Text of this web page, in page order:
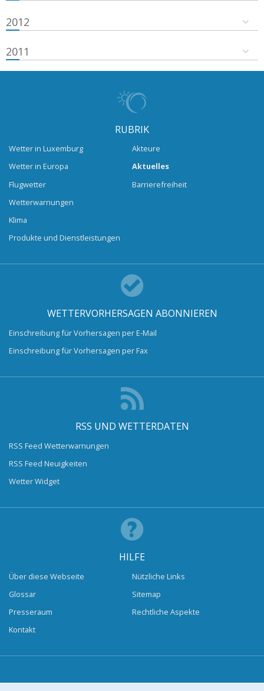
2012
2011
RUBRIK
Wetter in Luxemburg
Wetter in Europa
Flugwetter
Wetterwarnungen
Klima
Produkte und Dienstleistungen
Akteure
Aktuelles
Barrierefreiheit
WETTERVORHERSAGEN ABONNIEREN
Einschreibung für Vorhersagen per E-Mail
Einschreibung für Vorhersagen per Fax
RSS UND WETTERDATEN
RSS Feed Wetterwarnungen
RSS Feed Neuigkeiten
Wetter Widget
HILFE
Über diese Webseite
Glossar
Presseraum
Kontakt
Nützliche Links
Sitemap
Rechtliche Aspekte